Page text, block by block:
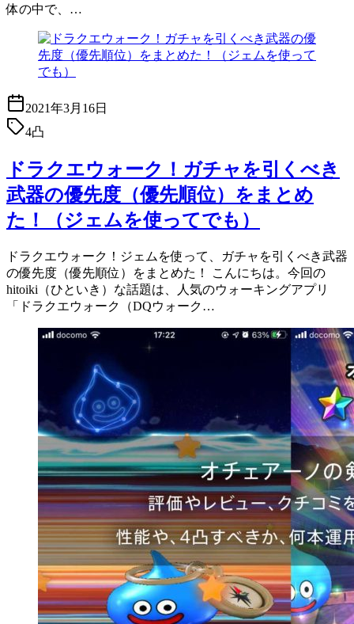
体の中で、…
2021年3月16日
4凸
ドラクエウォーク！ガチャを引くべき
武器の優先度（優先順位）をまとめ
た！（ジェムを使ってでも）
ドラクエウォーク！ジェムを使って、ガチャを引くべき武器
の優先度（優先順位）をまとめた！ こんにちは。今回の
hitoiki（ひといき）な話題は、人気のウォーキングアプリ
「ドラクエウォーク（DQウォーク…